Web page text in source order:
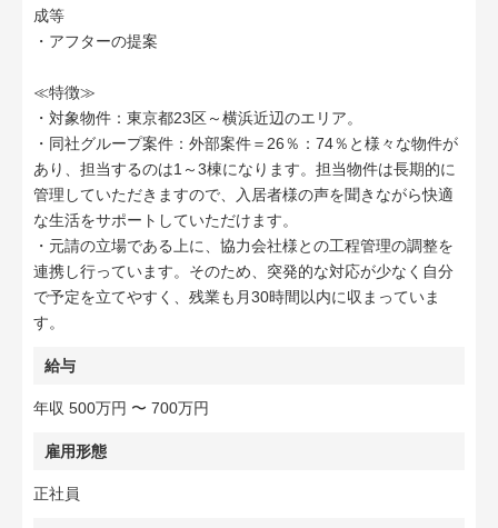
成等
・アフターの提案
≪特徴≫
・対象物件：東京都23区～横浜近辺のエリア。
・同社グループ案件：外部案件＝26％：74％と様々な物件が
あり、担当するのは1～3棟になります。担当物件は長期的に
管理していただきますので、入居者様の声を聞きながら快適
な生活をサポートしていただけます。
・元請の立場である上に、協力会社様との工程管理の調整を
連携し行っています。そのため、突発的な対応が少なく自分
で予定を立てやすく、残業も月30時間以内に収まっていま
す。
給与
年収 500万円 〜 700万円
雇用形態
正社員